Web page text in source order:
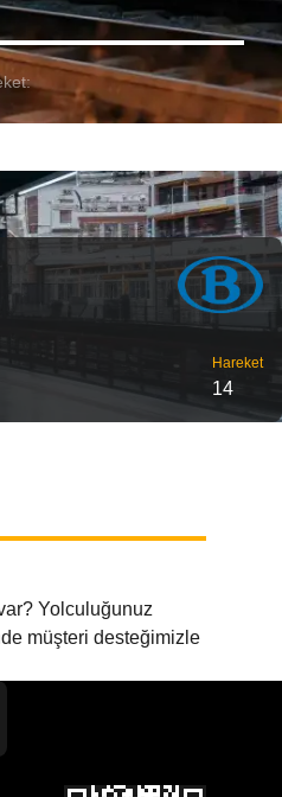
Hareket
14
var? Yolculuğunuz
müşteri desteğimizle